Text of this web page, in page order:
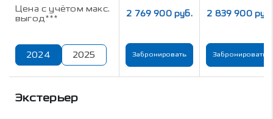
Цена с учётом макс.
выгод***
2 769 900 руб. 2 839 900 руб.
2024 2025 Забронировать Забронировать
Экстерьер